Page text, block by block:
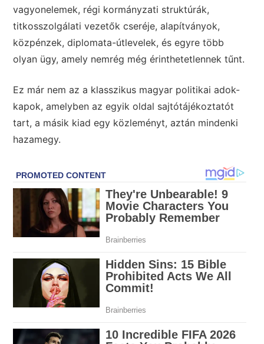
vagyonelemek, régi kormányzati struktúrák,
titkosszolgálati vezetők cseréje, alapítványok,
közpénzek, diplomata-útlevelek, és egyre több
olyan ügy, amely nemrég még érinthetetlennek tűnt.
Ez már nem az a klasszikus magyar politikai adok-
kapok, amelyben az egyik oldal sajtótájékoztatót
tart, a másik kiad egy közleményt, aztán mindenki
hazamegy.